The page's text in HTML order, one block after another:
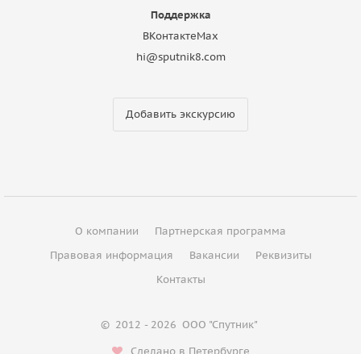
Поддержка
ВКонтактеMax
hi@sputnik8.com
Добавить экскурсию
О компании
Партнерская программа
Правовая информация
Вакансии
Реквизиты
Контакты
© 2012 - 2026 ООО "Спутник"
Сделано в Петербурге